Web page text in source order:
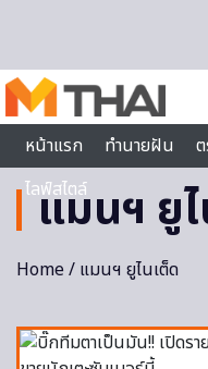
หน้าแรก
ทำนายฝัน
ไลฟ์สไตล์
แมนฯ ยู
Home/ แมนฯ ยูไนเต็ด